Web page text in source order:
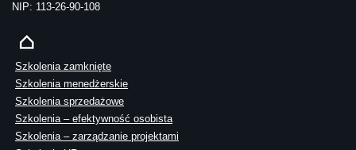
NIP: 113-26-90-108
Szkolenia zamknięte
Szkolenia menedżerskie
Szkolenia sprzedażowe
Szkolenia – efektywność osobista
Szkolenia – zarządzanie projektami